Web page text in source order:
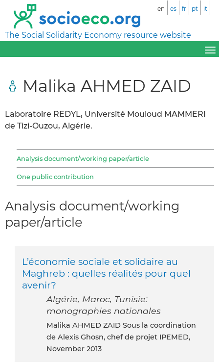
The Social Solidarity Economy resource website
en es fr pt it
Malika AHMED ZAID
Laboratoire REDYL, Université Mouloud MAMMERI
de Tizi-Ouzou, Algérie.
Analysis document/working paper/article
One public contribution
Analysis document/working
paper/article
L’économie sociale et solidaire au
Maghreb : quelles réalités pour quel
avenir?
Algérie, Maroc, Tunisie:
monographies nationales
Malika AHMED ZAID Sous la coordination
de Alexis Ghosn, chef de projet IPEMED,
November 2013